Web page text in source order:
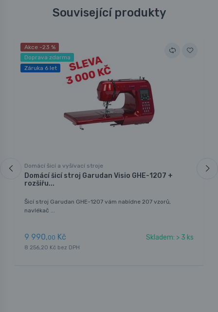
Související produkty
Akce -23 %
Doprava zdarma
Záruka 6 let
Domácí šicí a vyšívací stroje
Domácí šicí stroj Garudan Visio GHE-1207 +
rozšiřu...
Šicí stroj Garudan GHE-1207 vám nabídne 207 vzorů,
navlékač ...
9 990,00 Kč Skladem: > 3 ks
8 256,20 Kč bez DPH